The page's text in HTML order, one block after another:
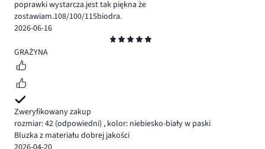
poprawki wystarcza.jest tak piękna że
zostawiam.108/100/115biodra.
2026-06-16
5
GRAŻYNA
Zweryfikowany zakup
rozmiar: 42 (odpowiedni) , kolor: niebiesko-biały w paski
Bluzka z materiału dobrej jakości